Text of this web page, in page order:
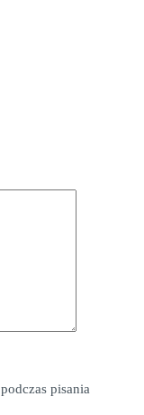
pisania